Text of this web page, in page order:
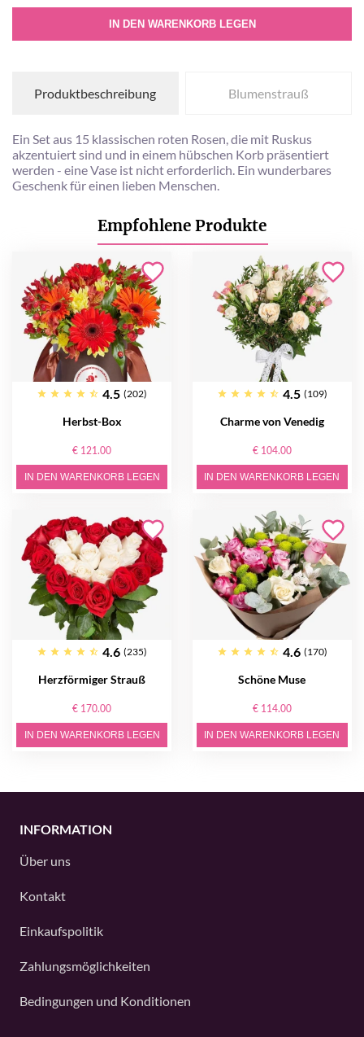
IN DEN WARENKORB LEGEN
Produktbeschreibung Blumenstrauß
Ein Set aus 15 klassischen roten Rosen, die mit Ruskus
akzentuiert sind und in einem hübschen Korb präsentiert
werden - eine Vase ist nicht erforderlich. Ein wunderbares
Geschenk für einen lieben Menschen.
Empfohlene Produkte
4.5 (202)
Herbst-Box
€ 121.00
IN DEN WARENKORB LEGEN
4.5 (109)
Charme von Venedig
€ 104.00
IN DEN WARENKORB LEGEN
4.6 (235)
Herzförmiger Strauß
€ 170.00
IN DEN WARENKORB LEGEN
4.6 (170)
Schöne Muse
€ 114.00
IN DEN WARENKORB LEGEN
INFORMATION
Über uns
Kontakt
Einkaufspolitik
Zahlungsmöglichkeiten
Bedingungen und Konditionen